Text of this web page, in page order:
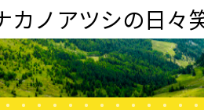
カノアツシの日々